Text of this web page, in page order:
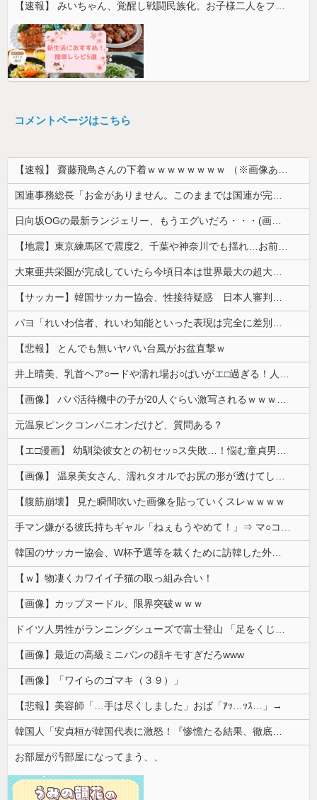
コメントページはこちら
【速報】 齋藤飛鳥さんの下着ｗｗｗｗｗｗｗｗ （※画像あり）
国連事務総長「お金がありません。このままでは国連が完全崩壊します。助けて下さい」
日向坂OGの最新ランジェリー、もうエグいだろ・・・(画像どーん)
【地震】東京練馬区で震度2、千葉や神奈川でも揺れ…お前ら気付いた？
大東亜共栄圏が完成していたら今頃日本は世界最大の超大国だった事実
【サッカー】韓国サッカー協会、性接待疑惑 日本人審判も含まれると報道 「Jリーグの審判を統括する人物」
パヨ「れいわ信者、れいわ知能といった表現は完全に差別表現。メディアは放送禁止用語に指定するべき」
【悲報】 とんでも無いヤバい台風がお盆直撃ｗ
井上晴美、乳首ヘア○ードや濡れ場お○ぱいがエ□過ぎる！人生最後のラスト写真集、最高！！
【画像】 パパ活待機中の子が20人ぐらい激写されるｗｗｗｗｗｗｗｗｗｗｗ
元温泉ピンクコンパニオンだけど、質問ある？
【エ□漫画】 幼馴染彼女との初セッ○ス失敗…！悩む童貞男子にクラスメイトのギャルJKが優しく近づきオチ○ポよしよしされちゃう…！
【画像】 温泉美女さん、濡れタオルでお尻の形が透けてしまう
【腹筋崩壊】 見た瞬間吹いた画像を貼っていくスレｗｗｗｗ
手マン嫌がる彼氏持ちギャル「ねぇもうやめて！」⇒ マ○コは正直だった結果…
韓国のサッカー協会、W杯予選等を裁くために訪韓した外国人審判を「性接待」していた……大して強くもないチームが潤沢な予算を持ってりゃそうなるわな
【ｗ】物凄くカワイイ子猫の取っ組み合い！
【画像】カップヌードル、限界突破ｗｗｗ
ドイツ人男性がランニングシューズで富士登山 「足をくじいて動けない」
【画像】最近の高級ミニバンの顔キモすぎだろwww
【画像】「ワイらのゴマキ（３９）」
【悲報】美容師「…手は尽くしました」おば「ｱｯ…ｯｽ…」→
韓国人「安貞桓が韓国代表に激怒！『惨憺たる結果、徹底的な刷新が必要だ』と監督や協会を痛烈批判」
お部屋が汚部屋になってまう、、